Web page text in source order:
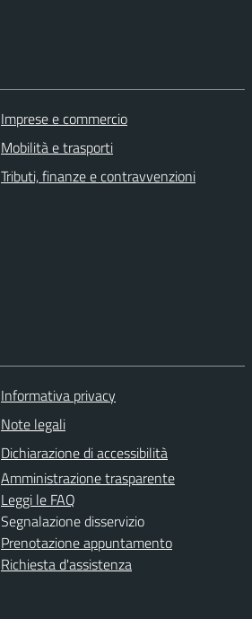
Imprese e commercio
Mobilità e trasporti
Tributi, finanze e contravvenzioni
Informativa privacy
Note legali
Dichiarazione di accessibilità
Amministrazione trasparente
Leggi le FAQ
Segnalazione disservizio
Prenotazione appuntamento
Richiesta d'assistenza